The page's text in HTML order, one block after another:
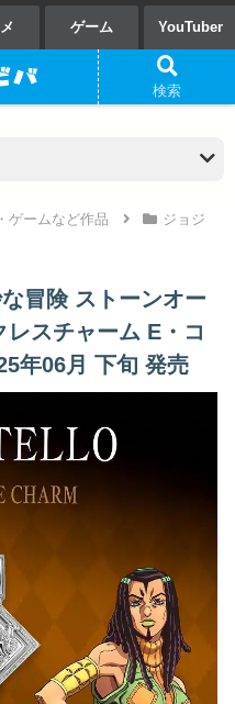
ゲーム YouTuber
ゲームなど作品
ジョジ
冒険 ストーンオー
スチャーム E・コ
年06月 下旬 発売
検索